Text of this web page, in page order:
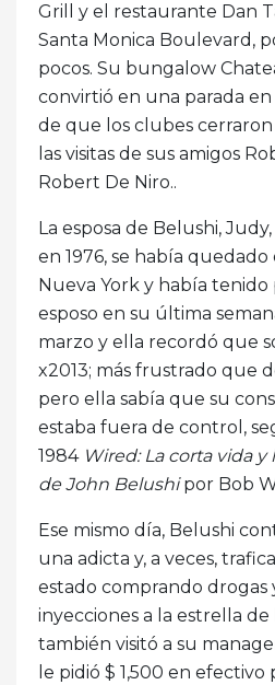
Grill y el restaurante Dan
Santa Monica Boulevard,
pocos. Su bungalow
convirtió en una parada
de que los clubes cerraron
las visitas de sus amigos
Robert De Niro..
La esposa de Belushi,
en 1976, se había
Nueva York y había tenido
esposo en su última
marzo y ella recordó que
x2013; más frustrado que
pero ella sabía que su
estaba fuera de control,
1984 Wired: La corta vida
de John Belushipor Bob
Ese mismo día, Belushi
una adicta y, a veces,
estado comprando drogas
inyecciones a la estrella
también visitó a su
le pidió $ 1,500 en